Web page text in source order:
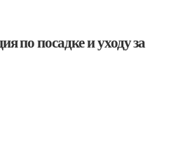
по посадке и уходу за